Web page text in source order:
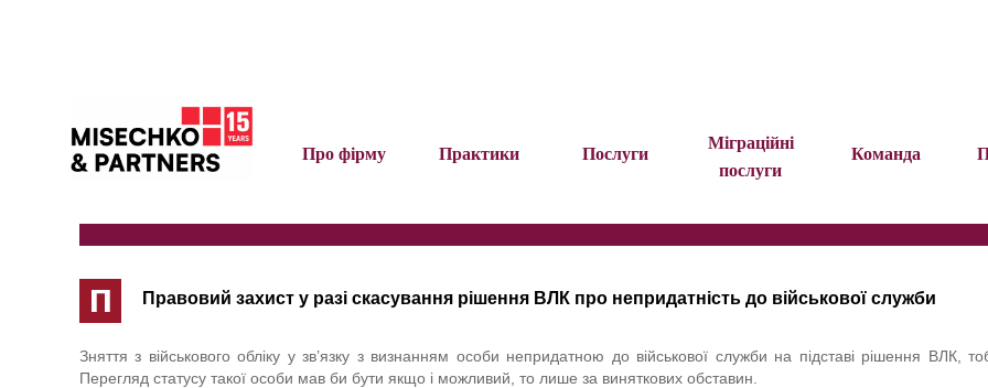
Про фірму Практики Послуги
Міграційні
послуги
Команда
П Правовий захист у разі скасування рішення ВЛК про непридатність до військової служби
Зняття з військового обліку у зв’язку з визнанням особи непридатною до військової служби на підставі рішення
Перегляд статусу такої особи мав би бути якщо і можливий, то лише за виняткових обставин.